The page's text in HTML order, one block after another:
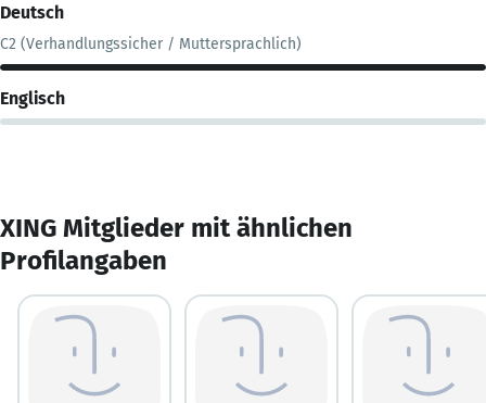
Deutsch
C2 (Verhandlungssicher / Muttersprachlich)
Englisch
XING Mitglieder mit ähnlichen
Profilangaben